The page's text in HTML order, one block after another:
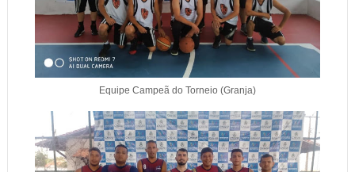
Equipe Campeã do Torneio (Granja)